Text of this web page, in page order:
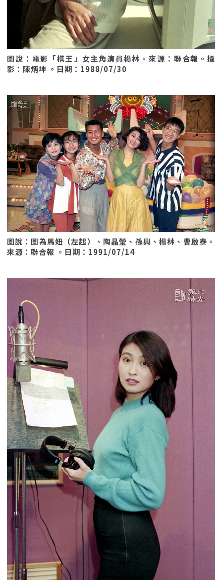
圖說：電影「棋王」女主角演員楊林。來源：聯合報。攝
影：陳炳坤 。日期：1988/07/30
圖說：圖為馬妞（左起）、陶晶瑩、孫興、楊林、曹啟泰。
來源：聯合報 。日期：1991/07/14